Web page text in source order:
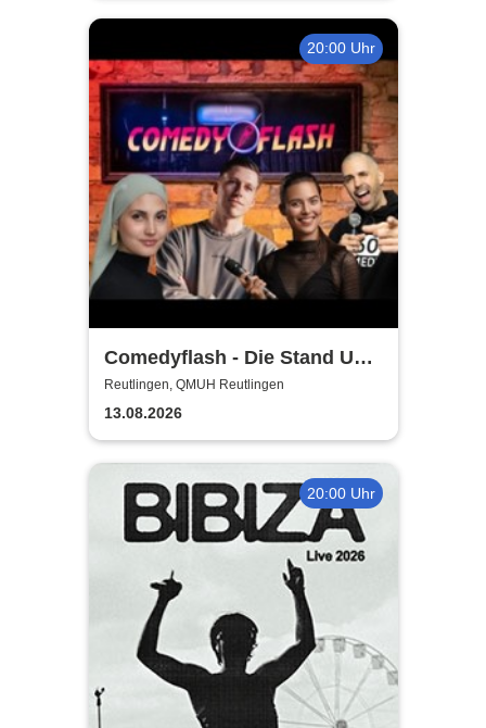
20:00 Uhr
Comedyflash - Die Stand Up
Comedy Show in Reutlingen
Reutlingen, QMUH Reutlingen
13.08.2026
20:00 Uhr